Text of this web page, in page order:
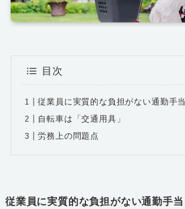
目次
従業員に実質的な負担がない通勤手当
自転車は「交通用具」
労務上の問題点
従業員に実質的な負担がない通勤手当